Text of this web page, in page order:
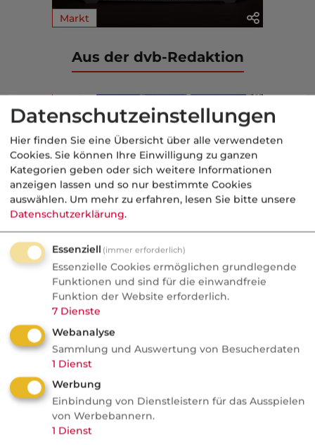
Markt
Aus der dvb-Redaktion
Markt
KI bei SI:
Schadenbearbeitung neu
geordnet
Signal Iduna setzt bei der
Schadenbearbeitung auf KI und stellt
bestehende Rollen im Markt infrage.
Ganze Dienstleisterbereiche könnten
verschwinden, während andere
unverzichtbar bleiben. Auch Google ...
Köpfe / Unternehmen
Versicherungsbote
Datenschutzeinstellungen
Hier finden Sie eine Übersicht über alle verwendeten
Cookies. Sie können Ihre Einwilligung zu ganzen
Kategorien geben oder sich weitere Informationen
anzeigen lassen und so nur bestimmte Cookies
auswählen. Um mehr zu erfahren, lesen Sie bitte unsere
Datenschutzerklärung.
Essenziell (immer erforderlich)
Essenzielle Cookies ermöglichen grundlegende
Funktionen und sind für die einwandfreie
Funktion der Website erforderlich.
7 Dienste
Webanalyse
Sammlung und Auswertung von Besucherdaten
1 Dienst
Werbung
Einbindung von Dienstleistern für das Ausspielen
von Werbebannern.
1 Dienst